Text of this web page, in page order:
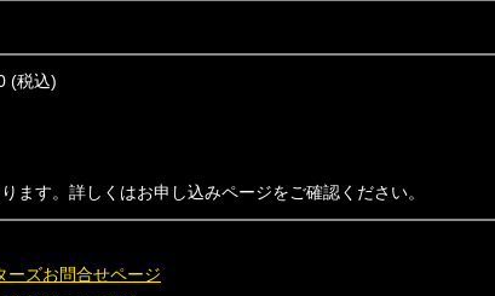
(税込)
ます。詳しくはお申し込みページをご確認ください。
ーズお問合せページ